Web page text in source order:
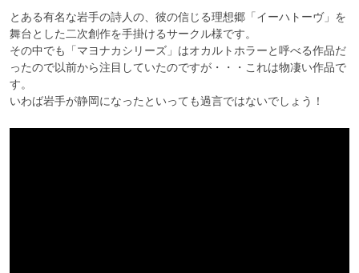
とある有名な岩手の詩人の、彼の信じる理想郷「イーハトーヴ」を
舞台とした二次創作を手掛けるサークル様です。
その中でも「マヨナカシリーズ」はオカルトホラーと呼べる作品だ
ったので以前から注目していたのですが・・・これは物凄い作品で
す。
いわば岩手が静岡になったといっても過言ではないでしょう！